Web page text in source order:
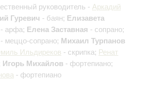
руководитель - Аркадий
Гуревич - баян; Елизавета
- арфа; Елена Заставная - сопрано;
- меццо-сопрано; Михаил Турпанов
Ильдиреков - скрипка; Ренат
Игорь Михайлов - фортепиано;
- фортепиано